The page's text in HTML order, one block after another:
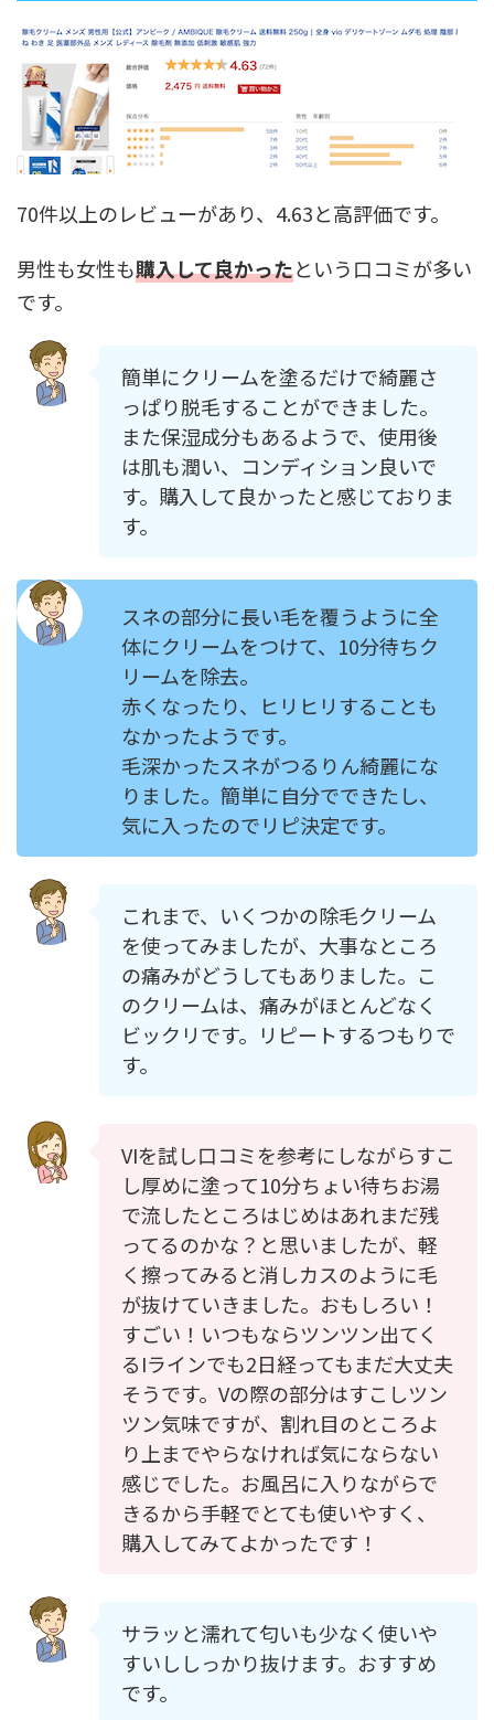
70件以上のレビューがあり、4.63と高評価です。
男性も女性も購入して良かったという口コミが多い
です。
簡単にクリームを塗るだけで綺麗さ
っぱり脱毛することができました。
また保湿成分もあるようで、使用後
は肌も潤い、コンディション良いで
す。購入して良かったと感じておりま
す。
スネの部分に長い毛を覆うように全
体にクリームをつけて、10分待ちク
リームを除去。
赤くなったり、ヒリヒリすることも
なかったようです。
毛深かったスネがつるりん綺麗にな
りました。簡単に自分でできたし、
気に入ったのでリピ決定です。
これまで、いくつかの除毛クリーム
を使ってみましたが、大事なところ
の痛みがどうしてもありました。こ
のクリームは、痛みがほとんどなく
ビックリです。リピートするつもりで
す。
VIを試し口コミを参考にしながらすこ
し厚めに塗って10分ちょい待ちお湯
で流したところはじめはあれまだ残
ってるのかな？と思いましたが、軽
く擦ってみると消しカスのように毛
が抜けていきました。おもしろい！
すごい！いつもならツンツン出てく
るIラインでも2日経ってもまだ大丈夫
そうです。Vの際の部分はすこしツン
ツン気味ですが、割れ目のところよ
り上までやらなければ気にならない
感じでした。お風呂に入りながらで
きるから手軽でとても使いやすく、
購入してみてよかったです！
サラッと濡れて匂いも少なく使いや
すいししっかり抜けます。おすすめ
です。